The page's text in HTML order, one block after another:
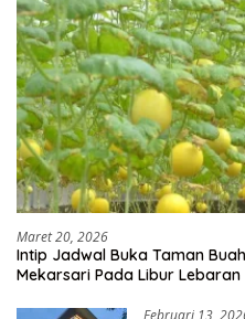
Maret 20, 2026
Intip Jadwal Buka Taman
Mekarsari Pada Libur Lebaran
Februari 13,